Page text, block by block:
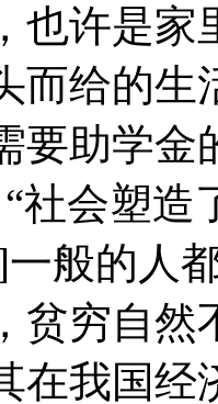
也许是
而给的生
要助学金
社会塑
般的人
贫穷自然
在我国经